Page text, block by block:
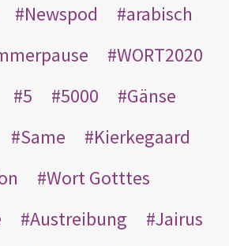
Newspod
arabisch
WORT2020
5 5000
Gänse
Same
Kierkegaard
Wort Gotttes
Austreibung
Jairus